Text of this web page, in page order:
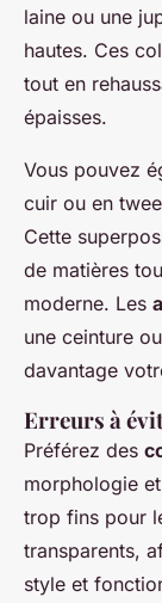
laine ou une
hautes. Ces
tout en
épaisses.
Vous pouvez
cuir ou en
Cette
de matières
moderne. Les
une ceinture
davantage
Erreurs à
Préférez des
morphologie
trop fins pour
transparents,
style et